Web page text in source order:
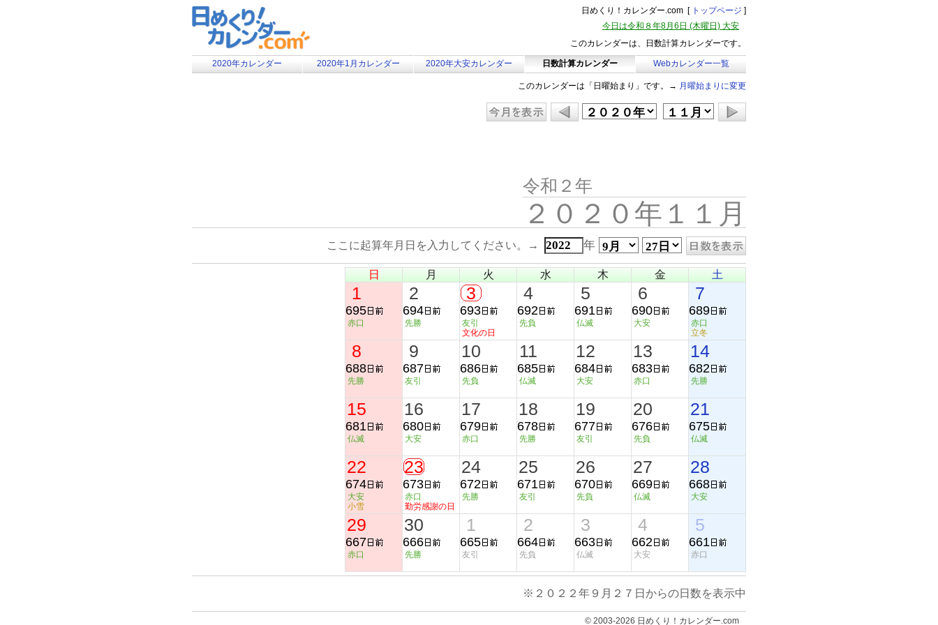
日めくり！カレンダー.com [ トップページ ]
今日は令和８年8月6日 (木曜日) 大安
このカレンダーは、日数計算カレンダーです。
2020年カレンダー 2020年1月カレンダー 2020年大安カレンダー 日数計算カレンダー Webカレンダー一覧
このカレンダーは「日曜始まり」です。→ 月曜始まりに変更
令和２年
２０２０年１１月
ここに起算年月日を入力してください。→ 年
日 月 火 水 木 金 土
1
695
赤口
2
694
先勝
3
693
友引
文化の日
4
692
先負
5
691
仏滅
6
690
大安
7
689
赤口
立冬
8
688
先勝
9
687
友引
10
686
先負
11
685
仏滅
12
684
大安
13
683
赤口
14
682
先勝
15
681
仏滅
16
680
大安
17
679
赤口
18
678
先勝
19
677
友引
20
676
先負
21
675
仏滅
22
674
大安
小雪
23
673
赤口
勤労感謝の日
24
672
先勝
25
671
友引
26
670
先負
27
669
仏滅
28
668
大安
29
667
赤口
30
666
先勝
1
665
友引
2
664
先負
3
663
仏滅
4
662
大安
5
661
赤口
※２０２２年９月２７日からの日数を表示中
© 2003-2026 日めくり！カレンダー.com